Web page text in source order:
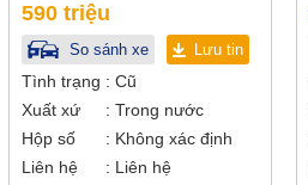
590 triệu
So sánh xe Lưu tin
Tình trạng
Cũ
Xuất xứ
Trong nước
Hộp số
Không xác định
Liên hệ
Liên hệ